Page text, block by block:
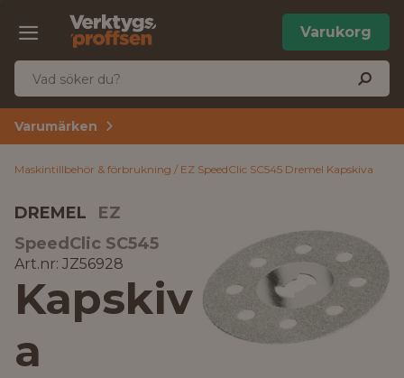
Varukorg
Varumärken
Maskintillbehör & förbrukning EZ SpeedClic SC545 Dremel Kapskiva
DREMEL
EZ
SpeedClic SC545
Art.nr: JZ56928
Kapskiv
a